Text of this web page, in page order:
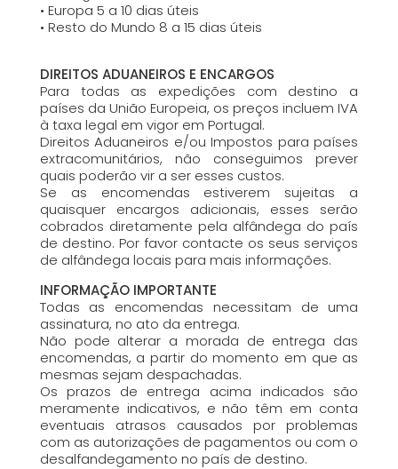
• Europa 5 a 10 dias úteis
• Resto do Mundo 8 a 15 dias úteis
DIREITOS ADUANEIROS E ENCARGOS
Para todas as expedições com destino a
países da União Europeia, os preços incluem IVA
à taxa legal em vigor em Portugal.
Direitos Aduaneiros e/ou Impostos para países
extracomunitários, não conseguimos prever
quais poderão vir a ser esses custos.
Se as encomendas estiverem sujeitas a
quaisquer encargos adicionais, esses serão
cobrados diretamente pela alfândega do país
de destino. Por favor contacte os seus serviços
de alfândega locais para mais informações.
INFORMAÇÃO IMPORTANTE
Todas as encomendas necessitam de uma
assinatura, no ato da entrega.
Não pode alterar a morada de entrega das
encomendas, a partir do momento em que as
mesmas sejam despachadas.
Os prazos de entrega acima indicados são
meramente indicativos, e não têm em conta
eventuais atrasos causados por problemas
com as autorizações de pagamentos ou com o
desalfandegamento no país de destino.